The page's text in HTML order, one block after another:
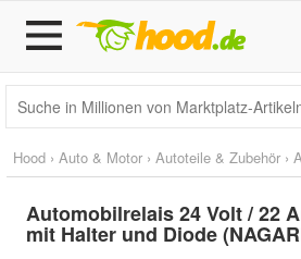
Hood › Auto & Motor › Autoteile & Zubehör ›
Automobilrelais 24 Volt / 22
mit Halter und Diode